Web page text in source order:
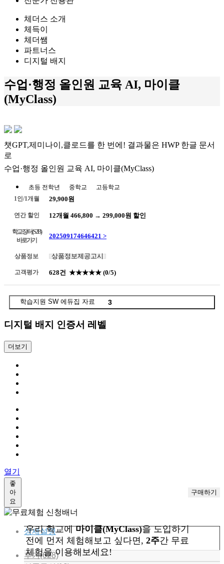
체더스 소개
체득이
체더쌤
파트너스
디지털 배지
수업·행정 올인원 교육 AI, 마이클
(MyClass)
챗GPT,제미나이,클로드를 한 번에! 결과물은 HWP 한글 문서
로
수업·행정 올인원 교육 AI, 마이클(MyClass)
초등 전학년 중학교 고등학교
1인/1개월 29,900원
연간 할인 12개월 466,800 → 299,000원 할인
학교장터(S2B)
바로가기
202509174646421 >
상품정보 상품정보제공고시
고객평가 628건 ★★★★★ (0/5)
학습지원 SW 에듀집 자료 3
디지털 배지 인증서 레벨
더보기
열기
좋
아
요
우리 학교에마이클(MyClass)을 도입하기
전에 먼저 체험해보고 싶다면, 2주간 무료
체험을 이용해보세요!
상세설명
후기(628)